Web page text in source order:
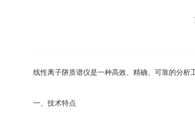
线性离子阱质谱仪是一种高效、精确、可靠的分析
一、技术特点